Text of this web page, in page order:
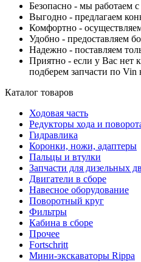
Безопасно - мы работаем
Выгодно - предлагаем
Комфортно -
Удобно - предоставляем
Надежно - поставляем
Приятно - если у Вас нет
подберем запчасти по Vin
Каталог товаров
Ходовая часть
Редукторы хода и
Гидравлика
Коронки, ножи, адаптеры
Пальцы и втулки
Запчасти для дизельных
Двигатели в сборе
Навесное оборудование
Поворотный круг
Фильтры
Кабина в сборе
Прочее
Fortschritt
Мини-экскаваторы Rippa